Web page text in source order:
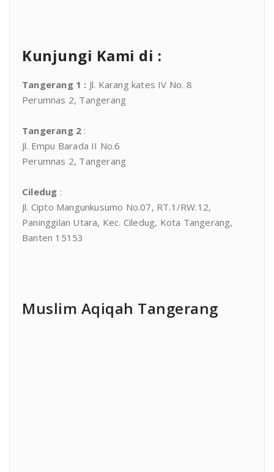
Kunjungi Kami di :
Tangerang 1 : Jl. Karang kates IV No. 8
Perumnas 2, Tangerang
Tangerang 2 :
Jl. Empu Barada II No.6
Perumnas 2, Tangerang
Ciledug :
Jl. Cipto Mangunkusumo No.07, RT.1/RW.12,
Paninggilan Utara, Kec. Ciledug, Kota Tangerang,
Banten 15153
Muslim Aqiqah Tangerang